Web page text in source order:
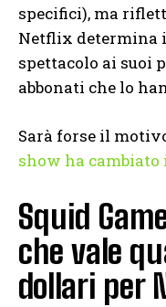
specifici), ma
Netflix determina
spettacolo ai suoi
abbonati che lo
Sarà forse il
show ha cambiato
Squid
che vale
dollari per